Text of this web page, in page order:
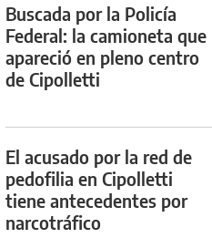
Buscada por la Policía
Federal: la camioneta que
apareció en pleno centro
de Cipolletti
El acusado por la red de
pedofilia en Cipolletti
tiene antecedentes por
narcotráfico